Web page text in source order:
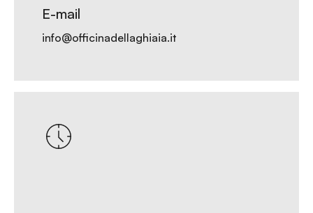
E-mail
info@officinadellaghiaia.it